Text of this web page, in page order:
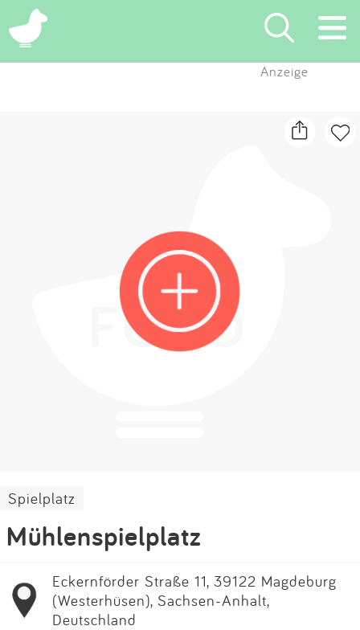
×
Blog
Partner
Kontakt
Impressum
Anzeige
Spielplatz
Mühlenspielplatz
Eckernförder Straße 11, 39122 Magdeburg
(Westerhüsen), Sachsen-Anhalt,
Deutschland